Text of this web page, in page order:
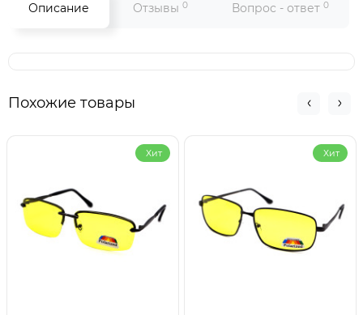
Описание Отзывы 0 Вопрос - ответ 0
Похожие товары
Хит Хит